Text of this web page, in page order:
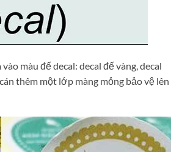
màu đế decal: decal đế vàng, decal
thêm một lớp màng mỏng bảo vệ lên